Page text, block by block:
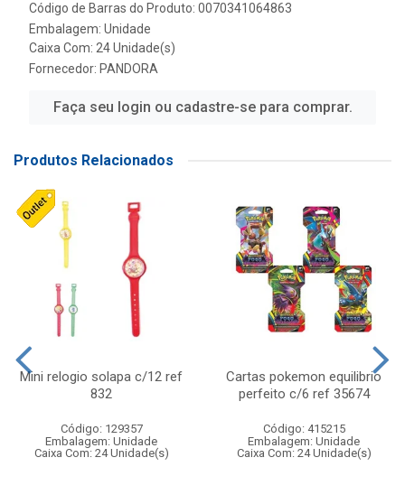
Código de Barras do Produto: 0070341064863
Embalagem: Unidade
Caixa Com: 24 Unidade(s)
Fornecedor: PANDORA
Faça seu login ou cadastre-se para comprar.
Produtos Relacionados
Mini relogio solapa c/12 ref
832
Código: 129357
Embalagem: Unidade
Caixa Com: 24 Unidade(s)
Cartas pokemon equilibrio
perfeito c/6 ref 35674
Código: 415215
Embalagem: Unidade
Caixa Com: 24 Unidade(s)